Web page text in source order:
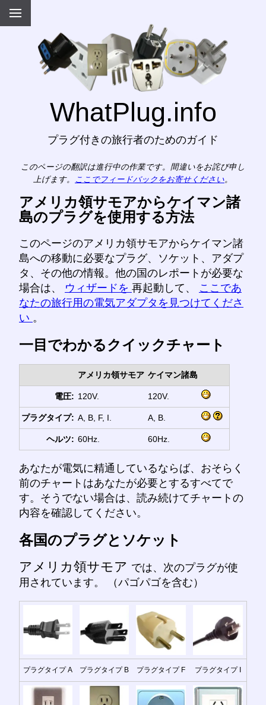
WhatPlug.info
プラグ付きの旅行者のためのガイド
このページの翻訳は進行中の作業です。間違いをお詫び申し
上げます。
ここでフィードバックをお寄せください。
アメリカ領サモアからケイマン諸
島のプラグを使用する方法
このページのアメリカ領サモアからケイマン諸
島への移動に必要なプラグ、ソケット、アダプ
タ、その他の情報。他の国のレポートが必要な
場合は、 ウィザードを 再起動して、 ここであ
なたの旅行用の電気アダプタを見つけてくださ
い 。
一目でわかるクイックチャート
アメリカ領サモア ケイマン諸島
電圧: 120V. 120V.
プラグタイプ: A, B, F, I. A, B.
ヘルツ: 60Hz. 60Hz.
あなたが電気に精通しているならば、おそらく
前のチャートはあなたが必要とするすべてで
す。そうでない場合は、読み続けてチャートの
内容を確認してください。
各国のプラグとソケット
アメリカ領サモア では、次のプラグが使
用されています。 （パゴパゴを含む）
プラグタイプ A プラグタイプ B プラグタイプ F プラグタイプ I